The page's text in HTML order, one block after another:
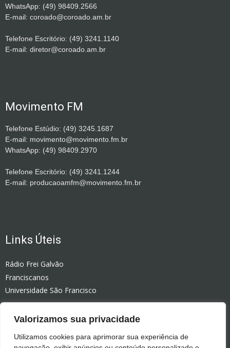
Valorizamos sua privacidade
Utilizamos cookies para aprimorar sua experiência de
WhatsApp: (49) 98409.2566
E-mail: coroado@coroado.am.br
Telefone Escritório: (49) 3241.1140
E-mail: diretor@coroado.am.br
Movimento FM
Telefone Estúdio: (49) 3245.1687
E-mail: movimento@movimento.fm.br
WhatsApp: (49) 98409.2970
Telefone Escritório: (49) 3241.1244
E-mail: producaoamfm@movimento.fm.br
Links Úteis
Rádio Frei Galvão
Franciscanos
Universidade São Francisco
Rádio Celinauta
Editora Vozes
Colégio Bom Jesus